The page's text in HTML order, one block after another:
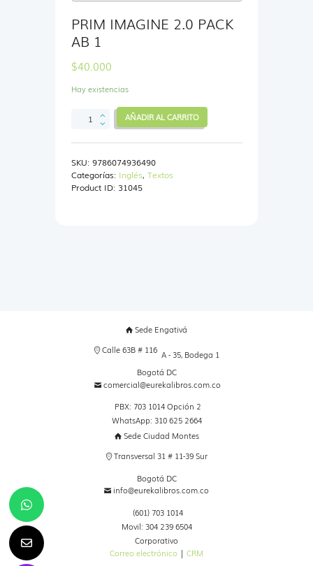
PRIM IMAGINE 2.0 PACK
AB 1
$40.000
Hay existencias
PRIM
IMAGINE
2.0
AB
1
cantidad
AÑADIR AL CARRITO
SKU: 9786074936490
Categorías: Inglés, Textos
Product ID: 31045
Sede Engativá
Calle 63B # 116 A - 35, Bodega 1
Bogotá DC
comercial@eurekalibros.com.co
PBX: 703 1014 Opción 2
WhatsApp: 310 625 2664
Sede Ciudad Montes
Transversal 31 # 11-39 Sur
Bogotá DC
info@eurekalibros.com.co
(601) 703 1014
Movil: 304 239 6504
Corporativo
Correo electrónico | CRM